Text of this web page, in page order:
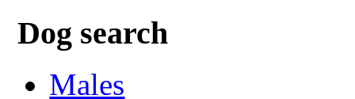
Dog search
Males